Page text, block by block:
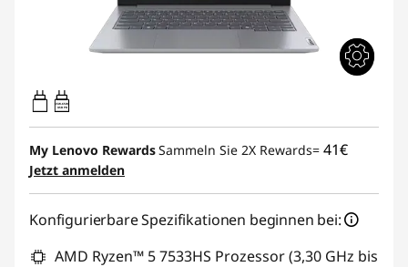
65W-65W
USB PD
My Lenovo RewardsSammeln Sie 2X Rewards= 41€
Jetzt anmelden
Konfigurierbare Spezifikationen beginnen bei:
AMD Ryzen™ 5 7533HS Prozessor (3,30 GHz bis